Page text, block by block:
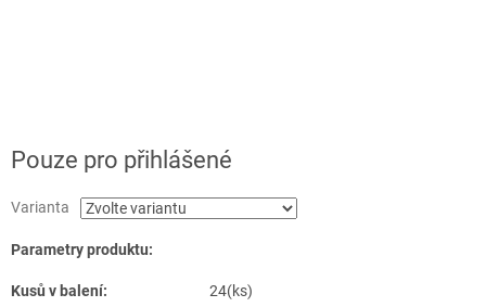
Pouze pro přihlášené
Varianta
Parametry produktu:
Kusů v balení:
24(ks)